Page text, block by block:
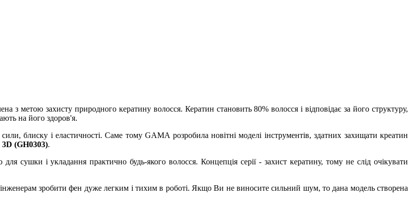
з метою захисту природного кератину волосся. Кератин становить 80% волосся і відповідає за його структуру,
на його здоров'я.
блиску і еластичності. Саме тому GAMA розробила новітні моделі інструментів, здатних захищати креатин
(GH0303).
сушки і укладання практично будь-якого волосся. Концепція серії - захист кератину, тому не слід очікувати
зробити фен дуже легким і тихим в роботі. Якщо Ви не виносите сильний шум, то дана модель створена